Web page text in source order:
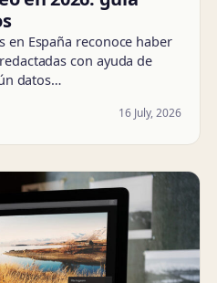
en España reconoce haber
con ayuda de
datos…
16 July, 2026